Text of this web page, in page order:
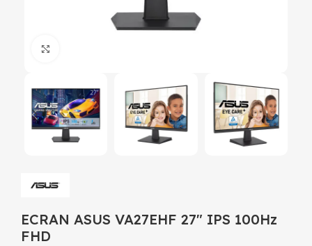
ECRAN ASUS VA27EHF 27″ IPS 100Hz
FHD